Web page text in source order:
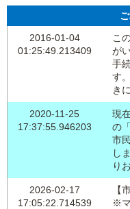
2016-01-04
01:25:49.213409
こ
が
手
す
き
2020-11-25
17:37:55.946203
現
の
市
し
り
2026-02-17
17:05:22.714539
【
※